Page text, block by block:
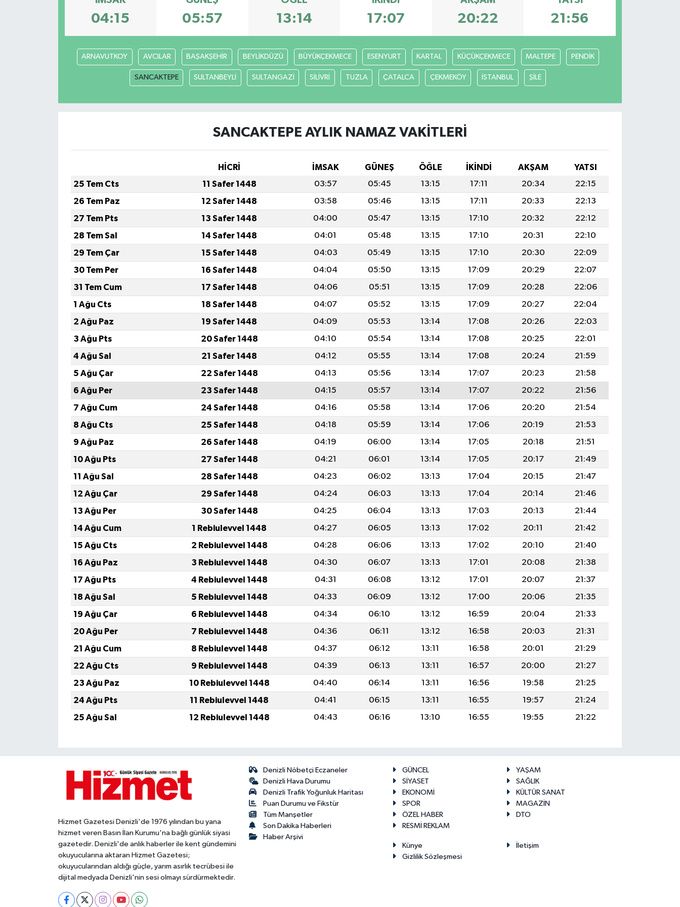
04:15 05:57 13:14 17:07 20:22 21:56
ARNAVUTKOY AVCILAR BAŞAKŞEHİR BEYLİKDÜZÜ BÜYÜKÇEKMECE ESENYURT KARTAL KÜÇÜKÇEKMECE MALTEPE PENDİK
SANCAKTEPE SULTANBEYLİ SULTANGAZİ SİLİVRİ TUZLA ÇATALCA ÇEKMEKÖY İSTANBUL ŞİLE
SANCAKTEPE AYLIK NAMAZ VAKITLERI
HİCRİ İMSAK GÜNEŞ ÖĞLE İKINDI AKŞAM
YATSI
25 Tem Cts
11 Safer 1448 03:57 05:45 13:15 17:11 20:34
22:15
26 Tem Paz
12 Safer 1448 03:58 05:46 13:15 17:11 20:33
22:13
27 Tem Pts
13 Safer 1448 04:00 05:47 13:15 17:10 20:32
22:12
28 Tem Sal
14 Safer 1448 04:01 05:48 13:15 17:10 20:31
22:10
29 Tem Çar
15 Safer 1448 04:03 05:49 13:15 17:10 20:30
22:09
30 Tem Per
16 Safer 1448 04:04 05:50 13:15 17:09 20:29
22:07
31 Tem Cum
17 Safer 1448 04:06 05:51 13:15 17:09 20:28
22:06
1 Ağu Cts
18 Safer 1448 04:07 05:52 13:15 17:09 20:27
22:04
2 Ağu Paz
19 Safer 1448 04:09 05:53 13:14 17:08 20:26
22:03
3 Ağu Pts
20 Safer 1448 04:10 05:54 13:14 17:08 20:25
22:01
4 Ağu Sal
21 Safer 1448 04:12 05:55 13:14 17:08 20:24
21:59
5 Ağu Çar
22 Safer 1448 04:13 05:56 13:14 17:07 20:23
21:58
6 Ağu Per
23 Safer 1448 04:15 05:57 13:14 17:07 20:22
21:56
7 Ağu Cum
24 Safer 1448 04:16 05:58 13:14 17:06 20:20
21:54
8 Ağu Cts
25 Safer 1448 04:18 05:59 13:14 17:06 20:19
21:53
9 Ağu Paz
26 Safer 1448 04:19 06:00 13:14 17:05 20:18
21:51
10 Ağu Pts
27 Safer 1448 04:21 06:01 13:14 17:05 20:17
21:49
11 Ağu Sal
28 Safer 1448 04:23 06:02 13:13 17:04 20:15
21:47
12 Ağu Çar
29 Safer 1448 04:24 06:03 13:13 17:04 20:14
21:46
13 Ağu Per
30 Safer 1448 04:25 06:04 13:13 17:03 20:13
21:44
14 Ağu Cum
1 Rebiulevvel 1448 04:27 06:05 13:13 17:02 20:11
21:42
15 Ağu Cts
2 Rebiulevvel 1448 04:28 06:06 13:13 17:02 20:10
21:40
16 Ağu Paz
3 Rebiulevvel 1448 04:30 06:07 13:13 17:01 20:08
21:38
17 Ağu Pts
4 Rebiulevvel 1448 04:31 06:08 13:12 17:01 20:07
21:37
18 Ağu Sal
5 Rebiulevvel 1448 04:33 06:09 13:12 17:00 20:06
21:35
19 Ağu Çar
6 Rebiulevvel 1448 04:34 06:10 13:12 16:59 20:04
21:33
20 Ağu Per
7 Rebiulevvel 1448 04:36 06:11 13:12 16:58 20:03
21:31
21 Ağu Cum
8 Rebiulevvel 1448 04:37 06:12 13:11 16:58 20:01
21:29
22 Ağu Cts
9 Rebiulevvel 1448 04:39 06:13 13:11 16:57 20:00
21:27
23 Ağu Paz
10 Rebiulevvel 1448 04:40 06:14 13:11 16:56 19:58
21:25
24 Ağu Pts
11 Rebiulevvel 1448 04:41 06:15 13:11 16:55 19:57
21:24
25 Ağu Sal
12 Rebiulevvel 1448 04:43 06:16 13:10 16:55 19:55 21:22
Hizmet Gazetesi Denizli'de 1976 yılından bu yana
hizmet veren Basın İlan Kurumu'na bağlı günlük siyasi
gazetedir. Denizli'de anlık haberler ile kent gündemini
okuyucularına aktaran Hizmet Gazetesi;
okuyucularından aldığı güçle, yarım asırlık tecrübesi ile
dijital medyada Denizli'nin sesi olmayı sürdürmektedir.
Denizli Nöbetçi Eczaneler
Denizli Hava Durumu
Denizli Trafik Yoğunluk Haritası
Puan Durumu ve Fikstür
Tüm Manşetler
Son Dakika Haberleri
Haber Arşivi
GÜNCEL
YAŞAM
SİYASET
SAĞLIK
EKONOMİ
KÜLTÜR SANAT
SPOR
MAGAZİN
ÖZEL HABER
DTO
RESMİ REKLAM
Künye
İletişim
Gizlilik Sözleşmesi